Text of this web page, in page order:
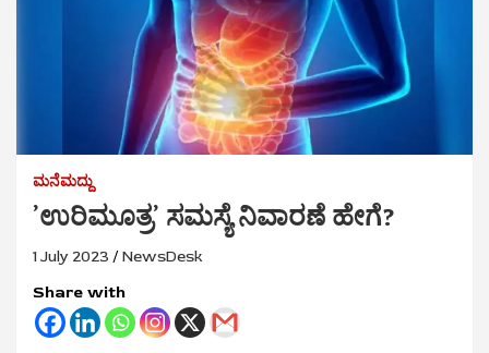
ಮನೆಮದ್ದು
ʼಉರಿಮೂತ್ರʼ ಸಮಸ್ಯೆ ನಿವಾರಣೆ ಹೇಗೆ?
1 July 2023 NewsDesk
Share with